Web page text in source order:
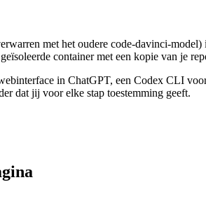
met het oudere code-davinci-
container met een kopie van je
in ChatGPT, een Codex CLI
dat jij voor elke stap toestemming geeft.